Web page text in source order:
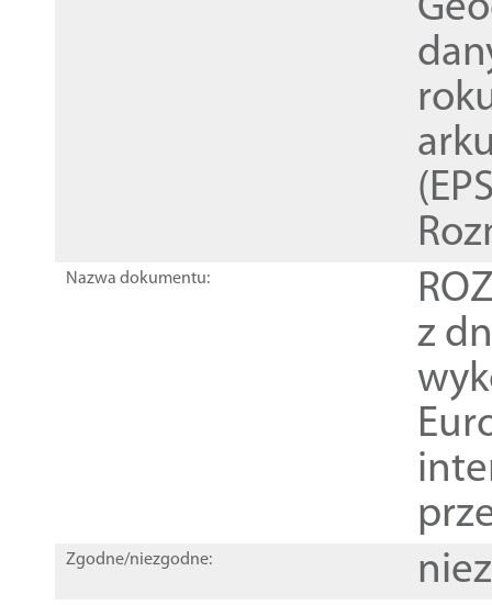
Nazwa dokumentu:
z
Zgodne/niezgodne: